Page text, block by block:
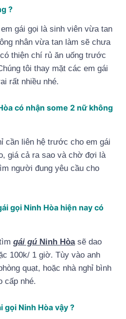
?
gái gọi là sinh viên vừa tan
nhân vừa tan làm sẽ chưa
thiện chí rủ ăn uống trước
tôi thay mặt các em gái
rất nhiều nhé.
có nhận some 2 nữ không
cần liên hệ trước cho em gái
giá cả ra sao và chờ đợi là
người đung yêu cầu cho
gọi Ninh Hòa hiện nay có
gái gú Ninh Hòasẽ dao
100k/ 1 giờ. Tùy vào anh
quạt, hoặc nhà nghỉ bình
cấp nhé.
gọi Ninh Hòa vậy ?